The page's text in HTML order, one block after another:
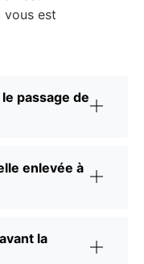
vous est
passage de
enlevée à
la